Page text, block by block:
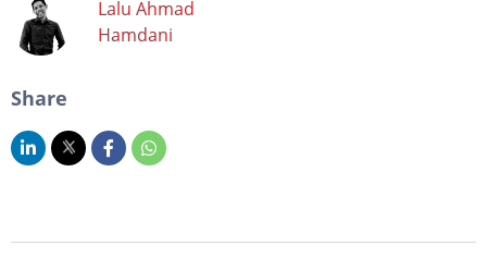
Lalu Ahmad
Hamdani
Share